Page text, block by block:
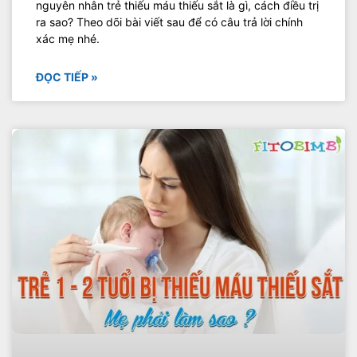
nguyên nhân trẻ thiếu máu thiếu sắt là gì, cách điều trị
ra sao? Theo dõi bài viết sau để có câu trả lời chính
xác mẹ nhé.
ĐỌC TIẾP »